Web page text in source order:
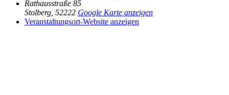
Rathausstraße 85
Stolberg 52222 Google Karte anzeigen
Veranstaltungsort-Website anzeigen